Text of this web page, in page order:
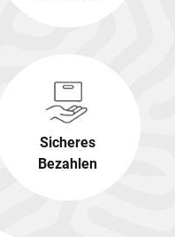
Sicheres
Bezahlen